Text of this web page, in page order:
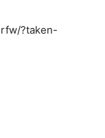
?taken-